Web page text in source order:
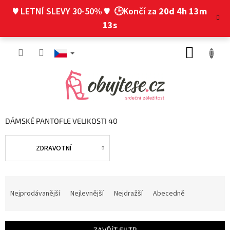
♥ LETNÍ SLEVY 30-50% ♥ 🕒Končí za 20d 4h 13m
12s
DÁMSKÉ PANTOFLE VELIKOSTI 40
ZDRAVOTNÍ
Nejprodávanější Nejlevnější Nejdražší Abecedně